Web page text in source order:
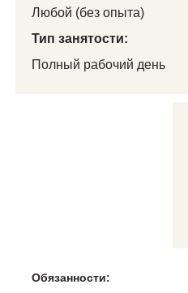
Любой (без опыта)
Тип занятости:
Полный рабочий день
Обязанности: